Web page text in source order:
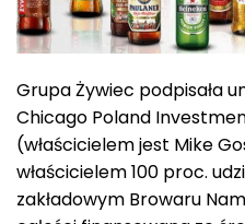
Grupa Żywiec podpisała
Chicago Poland
(właścicielem jest Mike
właścicielem 100 proc.
zakładowym Browaru